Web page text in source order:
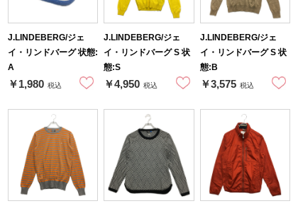
J.LINDEBERG/ジェ
イ・リンドバーグ 状態:
A
￥1,980 税込
J.LINDEBERG/ジェ
イ・リンドバーグ S 状
態:S
￥4,950 税込
J.LINDEBERG/ジェ
イ・リンドバーグ S 状
態:B
￥3,575 税込